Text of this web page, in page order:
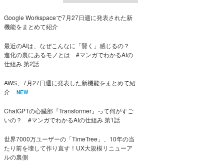
Google Workspaceで7月27日週に発表された新
機能をまとめて紹介
最近のAIは、なぜこんなに「賢く」感じるの？
進化の裏にあるモノとは #マンガでわかるAIの
仕組み 第2話
AWS、7月27日週に発表した新機能をまとめて紹
介
NEW
ChatGPTの心臓部『Transformer』って何がすご
いの？ #マンガでわかるAIの仕組み 第1話
世界7000万ユーザーの「TimeTree」、10年の当
たり前を壊して作り直す！UX大規模リニューア
ルの裏側